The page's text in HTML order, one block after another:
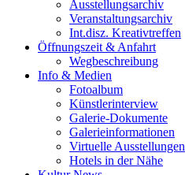
Ausstellungsarchiv
Veranstaltungsarchiv
Int.disz. Kreativtreffen
Öffnungszeit & Anfahrt
Wegbeschreibung
Info & Medien
Fotoalbum
Künstlerinterview
Galerie-Dokumente
Galerieinformationen
Virtuelle Ausstellungen
Hotels in der Nähe